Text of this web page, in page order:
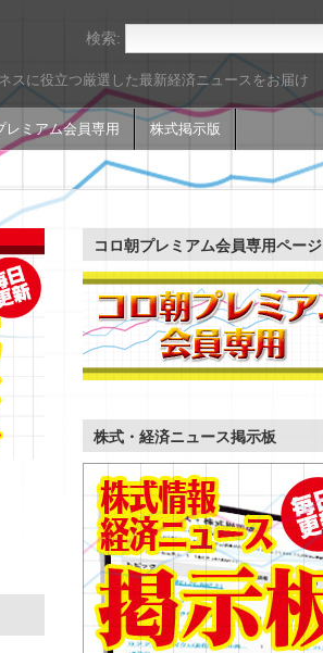
スに役立つ厳選した最新経済ニュースをお届け
レミアム会員専用 株式掲示版
検索:
コロ朝プレミアム会員専用ページ
株式・経済ニュース掲示板